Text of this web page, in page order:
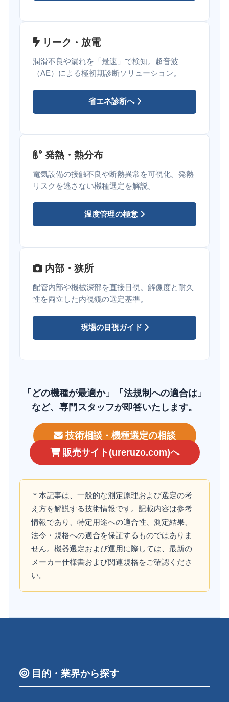
リーク・放電
潤滑不良や漏れを「最速」で検知。超音波
（AE）による極初期診断ソリューション。
省エネ診断へ
発熱・熱分布
電気設備の接触不良や断熱異常を可視化。発熱
リスクを逃さない機種選定を解説。
温度管理の極意
内部・狭所
配管内部や機械深部を直接目視。解像度と耐久
性を両立した内視鏡の選定基準。
現場の目視ガイド
「どの機種が最適か」「法規制への適合は」
など、専門スタッフが即答いたします。
技術相談・機種選定の相談
販売サイト(ureruzo.com)へ
＊本記事は、一般的な測定原理および選定の考
え方を解説する技術情報です。記載内容は参考
情報であり、特定用途への適合性、測定結果、
法令・規格への適合を保証するものではありま
せん。機器選定および運用に際しては、最新の
メーカー仕様書および関連規格をご確認くださ
い。
目的・業界から探す